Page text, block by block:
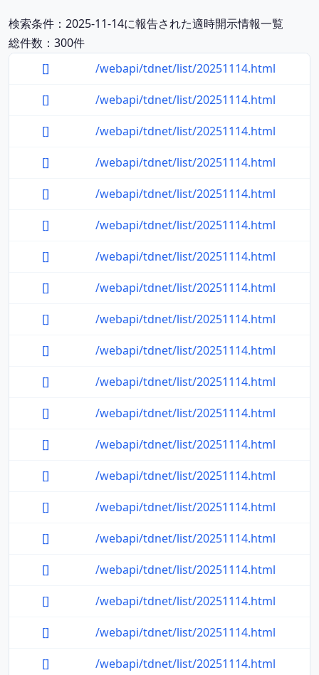
検索条件：2025-11-14に報告された適時開示情報一覧
総件数：300件
[]
/webapi/tdnet/list/20251114.html
[]
/webapi/tdnet/list/20251114.html
[]
/webapi/tdnet/list/20251114.html
[]
/webapi/tdnet/list/20251114.html
[]
/webapi/tdnet/list/20251114.html
[]
/webapi/tdnet/list/20251114.html
[]
/webapi/tdnet/list/20251114.html
[]
/webapi/tdnet/list/20251114.html
[]
/webapi/tdnet/list/20251114.html
[]
/webapi/tdnet/list/20251114.html
[]
/webapi/tdnet/list/20251114.html
[]
/webapi/tdnet/list/20251114.html
[]
/webapi/tdnet/list/20251114.html
[]
/webapi/tdnet/list/20251114.html
[]
/webapi/tdnet/list/20251114.html
[]
/webapi/tdnet/list/20251114.html
[]
/webapi/tdnet/list/20251114.html
[]
/webapi/tdnet/list/20251114.html
[]
/webapi/tdnet/list/20251114.html
[]
/webapi/tdnet/list/20251114.html